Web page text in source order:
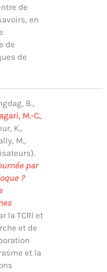
de
en
de
de
B.,
M.-C.,
K.,
M.,
par
?
la TCRI et
et de
et la